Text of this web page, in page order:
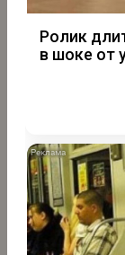
Ролик
в шоке от